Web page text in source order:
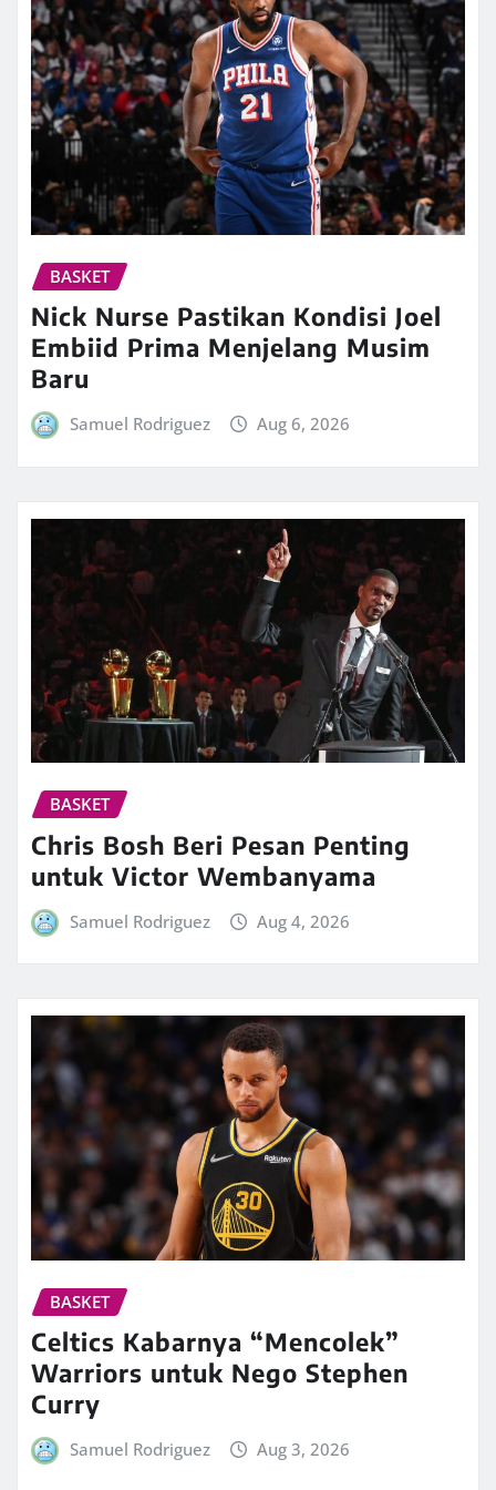
BASKET
Nick Nurse Pastikan Kondisi Joel
Embiid Prima Menjelang Musim
Baru
Samuel Rodriguez Aug 6, 2026
BASKET
Chris Bosh Beri Pesan Penting
untuk Victor Wembanyama
Samuel Rodriguez Aug 4, 2026
BASKET
Celtics Kabarnya “Mencolek”
Warriors untuk Nego Stephen
Curry
Samuel Rodriguez Aug 3, 2026